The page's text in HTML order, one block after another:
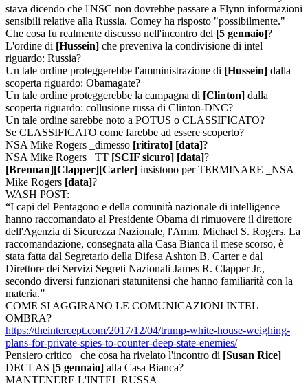
stava dicendo che l'NSC non dovrebbe passare a Flynn informazioni
sensibili relative alla Russia. Comey ha risposto "possibilmente."
Che cosa fu realmente discusso nell'incontro del [5 gennaio]?
L'ordine di [Hussein] che preveniva la condivisione di intel
riguardo: Russia?
Un tale ordine proteggerebbe l'amministrazione di [Hussein] dalla
scoperta riguardo: Obamagate?
Un tale ordine proteggerebbe la campagna di [Clinton] dalla
scoperta riguardo: collusione russa di Clinton-DNC?
Un tale ordine sarebbe noto a POTUS o CLASSIFICATO?
Se CLASSIFICATO come farebbe ad essere scoperto?
NSA Mike Rogers _dimesso [ritirato] [data]?
NSA Mike Rogers _TT [SCIF sicuro] [data]?
[Brennan][Clapper][Carter] insistono per TERMINARE _NSA
Mike Rogers [data]?
WASH POST:
“I capi del Pentagono e della comunità nazionale di intelligence
hanno raccomandato al Presidente Obama di rimuovere il direttore
dell'Agenzia di Sicurezza Nazionale, l'Amm. Michael S. Rogers. La
raccomandazione, consegnata alla Casa Bianca il mese scorso, è
stata fatta dal Segretario della Difesa Ashton B. Carter e dal
Direttore dei Servizi Segreti Nazionali James R. Clapper Jr.,
secondo diversi funzionari statunitensi che hanno familiarità con la
materia.”
COME SI AGGIRANO LE COMUNICAZIONI INTEL
OMBRA?
https://theintercept.com/2017/12/04/trump-white-house-weighing-
plans-for-private-spies-to-counter-deep-state-enemies/
Pensiero critico _che cosa ha rivelato l'incontro di [Susan Rice]
DECLAS [5 gennaio] alla Casa Bianca?
MANTENERE L'INTEL RUSSA